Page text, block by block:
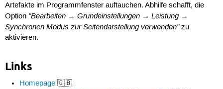
Artefakte im Programmfenster auftauchen. Abhilfe schafft, die
Option "Bearbeiten → Grundeinstellungen → Leistung →
Synchronen Modus zur Seitendarstellung verwenden"zu
aktivieren.
Links
Homepage 🇬🇧